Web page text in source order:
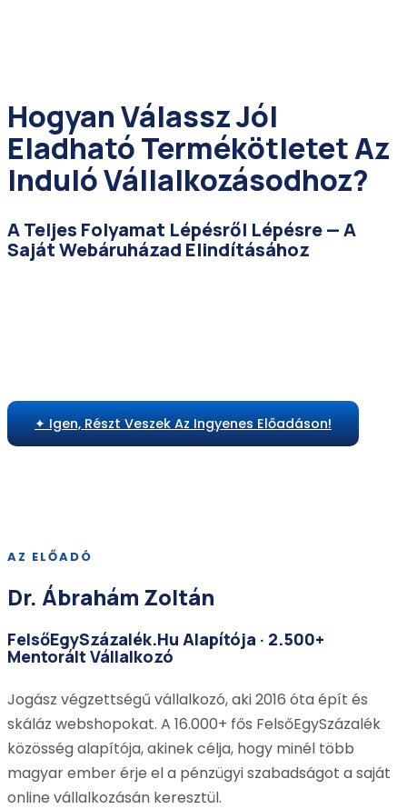
Hogyan Válassz Jól
Eladható Termékötletet Az
Induló Vállalkozásodhoz?
A Teljes Folyamat Lépésről Lépésre — A
Saját Webáruházad Elindításához
✦ Igen, Részt Veszek Az Ingyenes Előadáson!
AZ ELŐADÓ
Dr. Ábrahám Zoltán
FelsőEgySzázalék.hu Alapítója · 2.500+
Mentorált Vállalkozó
Jogász végzettségű vállalkozó, aki 2016 óta épít és
skáláz webshopokat. A 16.000+ fős FelsőEgySzázalék
közösség alapítója, akinek célja, hogy minél több
magyar ember érje el a pénzügyi szabadságot a saját
online vállalkozásán keresztül.